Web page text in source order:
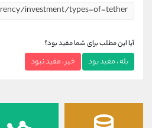
آیا این مطلب برای شما مفید بود؟
بله ، مفید بود خیر ، مفید نبود